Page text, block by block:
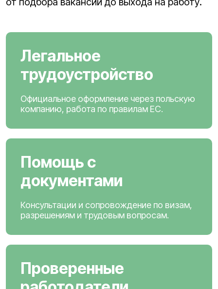
Легальное
трудоустройство
Официальное оформление через польскую
компанию, работа по правилам ЕС.
Помощь с
документами
Консультации и сопровождение по визам,
разрешениям и трудовым вопросам.
Проверенные